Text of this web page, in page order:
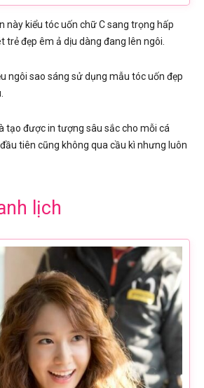
này kiểu tóc uốn chữ C sang trọng hấp
trẻ đẹp êm ả dịu dàng đang lên ngôi.
ngôi sao sáng sử dụng mẫu tóc uốn đẹp
tạo được in tượng sâu sắc cho mỗi cá
tiên cũng không qua cầu kì nhưng luôn
lịch